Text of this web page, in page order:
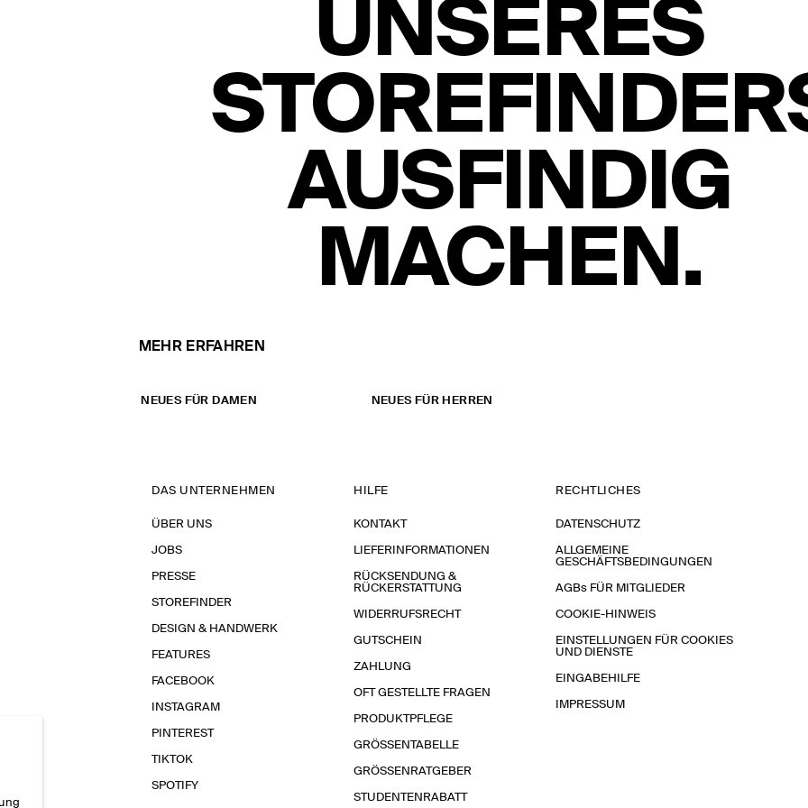
UNSERES
AUSFINDIG
MACHEN.
MEHR ERFAHREN
NEUES FÜR DAMEN NEUES FÜR HERREN
DAS UNTERNEHMEN
ÜBER UNS
JOBS
PRESSE
STOREFINDER
DESIGN & HANDWERK
FEATURES
FACEBOOK
INSTAGRAM
PINTEREST
TIKTOK
SPOTIFY
HILFE
KONTAKT
LIEFERINFORMATIONEN
RÜCKSENDUNG &
RÜCKERSTATTUNG
WIDERRUFSRECHT
GUTSCHEIN
ZAHLUNG
OFT GESTELLTE FRAGEN
PRODUKTPFLEGE
GRÖSSENTABELLE
GRÖSSENRATGEBER
STUDENTENRABATT
RECHTLICHES
DATENSCHUTZ
ALLGEMEINE
GESCHÄFTSBEDINGUNGEN
AGBs FÜR MITGLIEDER
COOKIE-HINWEIS
EINSTELLUNGEN FÜR COOKIES
UND DIENSTE
EINGABEHILFE
IMPRESSUM